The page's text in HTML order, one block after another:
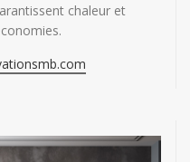
chaleur et